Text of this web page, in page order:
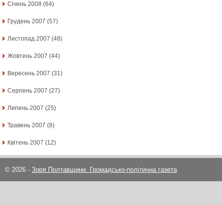
Січень 2008 (64)
Грудень 2007 (57)
Листопад 2007 (48)
Жовтень 2007 (44)
Вересень 2007 (31)
Серпень 2007 (27)
Липень 2007 (25)
Травень 2007 (8)
Квітень 2007 (12)
© 2026 - Зоря Полтавщини. Громадсько-політична газета